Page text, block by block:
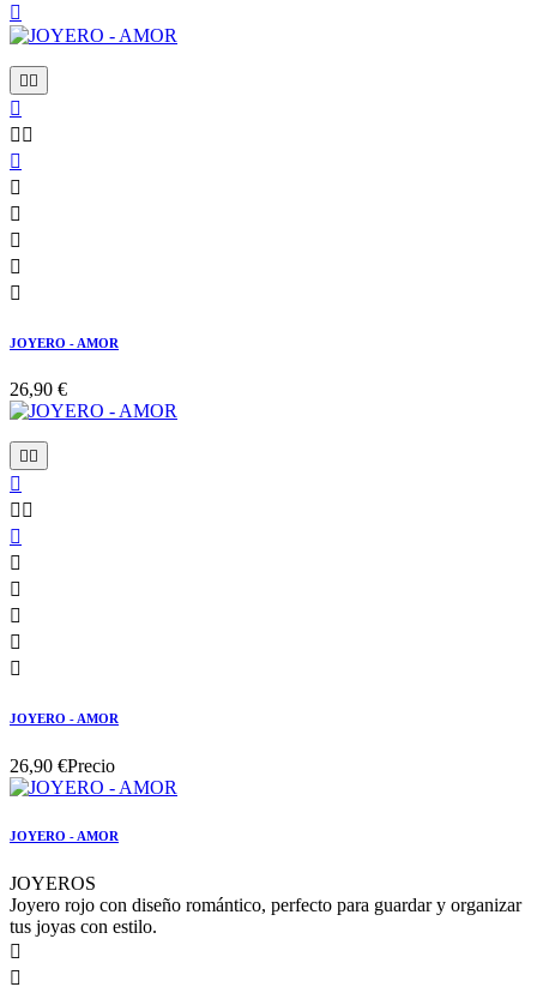



 






JOYERO - AMOR
26,90 €
 

 






JOYERO - AMOR
26,90 €Precio
JOYERO - AMOR
JOYEROS
Joyero rojo con diseño romántico, perfecto para guardar y organizar
tus joyas con estilo.

